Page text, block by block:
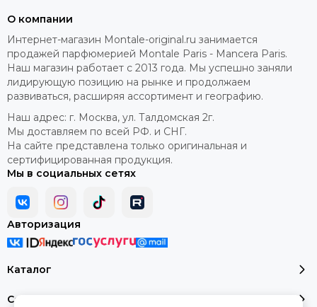
Каталог
Сервис и помощь
О компании
Интернет-магазин Montale-original.ru занимается
продажей парфюмерией Montale Paris - Mancera Paris.
Наш магазин работает с 2013 года. Мы успешно заняли
лидирующую позицию на рынке и продолжаем
развиваться, расширяя ассортимент и географию.
Наш адрес: г. Москва, ул. Талдомская 2г.
Мы доставляем по всей РФ. и СНГ.
На сайте представлена только оригинальная и
сертифицированная продукция.
Мы в социальных сетях
Авторизация